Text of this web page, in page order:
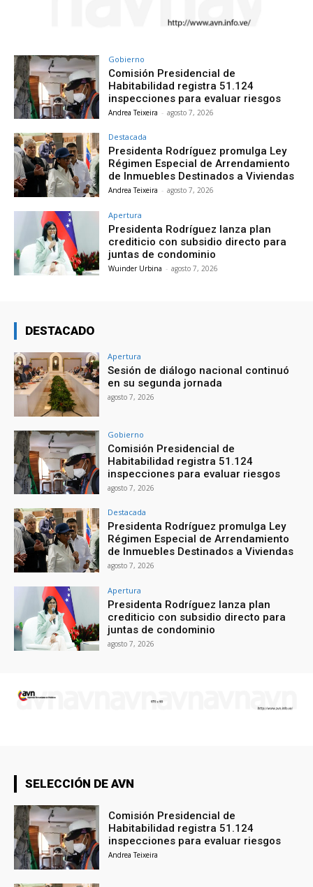
Gobierno
Comisión Presidencial de
Habitabilidad registra 51.124
inspecciones para evaluar riesgos
Andrea Teixeira - agosto 7, 2026
Destacada
Presidenta Rodríguez promulga Ley
Régimen Especial de Arrendamiento
de Inmuebles Destinados a Viviendas
Andrea Teixeira - agosto 7, 2026
Apertura
Presidenta Rodríguez lanza plan
crediticio con subsidio directo para
juntas de condominio
Wuinder Urbina - agosto 7, 2026
DESTACADO
Apertura
Sesión de diálogo nacional continuó
en su segunda jornada
agosto 7, 2026
Gobierno
Comisión Presidencial de
Habitabilidad registra 51.124
inspecciones para evaluar riesgos
agosto 7, 2026
Destacada
Presidenta Rodríguez promulga Ley
Régimen Especial de Arrendamiento
de Inmuebles Destinados a Viviendas
agosto 7, 2026
Apertura
Presidenta Rodríguez lanza plan
crediticio con subsidio directo para
juntas de condominio
agosto 7, 2026
SELECCIÓN DE AVN
Comisión Presidencial de
Habitabilidad registra 51.124
inspecciones para evaluar riesgos
Andrea Teixeira